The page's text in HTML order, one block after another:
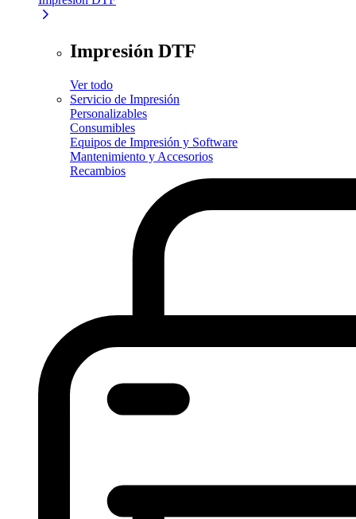
Impresión DTF
Ver todo
Servicio de Impresión
Personalizables
Consumibles
Equipos de Impresión y Software
Mantenimiento y Accesorios
Recambios